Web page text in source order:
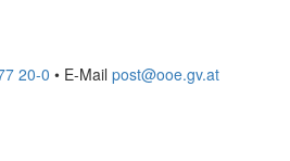
20-0 • E-Mail post@ooe.gv.at